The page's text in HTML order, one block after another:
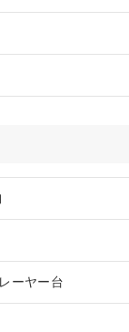
ーヤー台